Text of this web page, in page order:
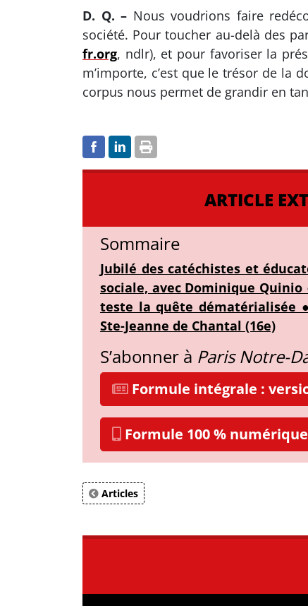
D. Q. – Nous voudrions faire
société. Pour toucher au-delà des
fr.org, ndlr), et pour favoriser la
m’importe, c’est que le trésor de la
corpus nous permet de grandir en
ARTICLE
Sommaire
Jubilé des catéchistes et
sociale, avec Dominique
teste la quête dématérialisée
Ste-Jeanne de Chantal (16e)
S’abonner à Paris Notre-
Formule intégrale :
Formule 100 % numérique
Articles